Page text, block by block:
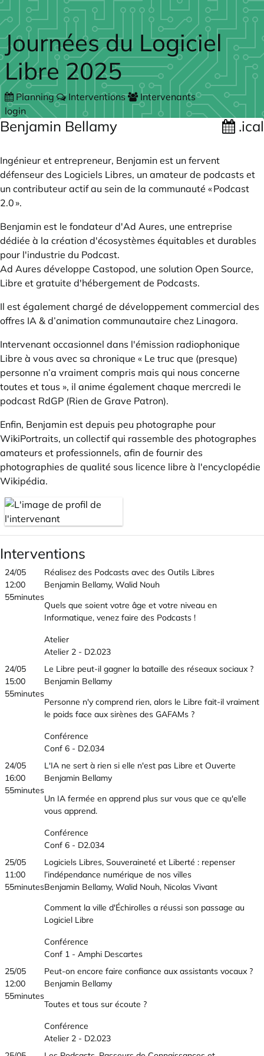
Skip to main content
Journées du Logiciel
Libre 2025
Planning Interventions
Intervenants
login
Benjamin Bellamy .ical
Ingénieur et entrepreneur, Benjamin est un fervent
défenseur des Logiciels Libres, un amateur de podcasts et
un contributeur actif au sein de la communauté «Podcast
2.0».
Benjamin est le fondateur d'Ad Aures, une entreprise
dédiée à la création d'écosystèmes équitables et durables
pour l'industrie du Podcast.
Ad Aures développe Castopod, une solution Open Source,
Libre et gratuite d'hébergement de Podcasts.
Il est également chargé de développement commercial des
offres IA & d’animation communautaire chez Linagora.
Intervenant occasionnel dans l'émission radiophonique
Libre à vous avec sa chronique « Le truc que (presque)
personne n’a vraiment compris mais qui nous concerne
toutes et tous », il anime également chaque mercredi le
podcast RdGP (Rien de Grave Patron).
Enfin, Benjamin est depuis peu photographe pour
WikiPortraits, un collectif qui rassemble des photographes
amateurs et professionnels, afin de fournir des
photographies de qualité sous licence libre à l'encyclopédie
Wikipédia.
Interventions
24/05
12:00
55minutes
Réalisez des Podcasts avec des Outils Libres
Benjamin Bellamy, Walid Nouh
Quels que soient votre âge et votre niveau en
Informatique, venez faire des Podcasts !
Atelier
Atelier 2 - D2.023
24/05
15:00
55minutes
Le Libre peut-il gagner la bataille des réseaux sociaux ?
Benjamin Bellamy
Personne n'y comprend rien, alors le Libre fait-il vraiment
le poids face aux sirènes des GAFAMs ?
Conférence
Conf 6 - D2.034
24/05
16:00
55minutes
L'IA ne sert à rien si elle n'est pas Libre et Ouverte
Benjamin Bellamy
Un IA fermée en apprend plus sur vous que ce qu'elle
vous apprend.
Conférence
Conf 6 - D2.034
25/05
11:00
55minutes
Logiciels Libres, Souveraineté et Liberté : repenser
l’indépendance numérique de nos villes
Benjamin Bellamy, Walid Nouh, Nicolas Vivant
Comment la ville d'Échirolles a réussi son passage au
Logiciel Libre
Conférence
Conf 1 - Amphi Descartes
25/05
12:00
55minutes
Peut-on encore faire confiance aux assistants vocaux ?
Benjamin Bellamy
Toutes et tous sur écoute ?
Conférence
Atelier 2 - D2.023